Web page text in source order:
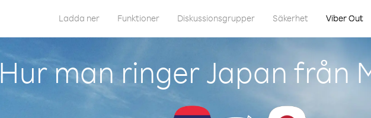
Ladda ner Funktioner Diskussionsgrupper Säkerhet Viber Out
Hur man ringer Japan från